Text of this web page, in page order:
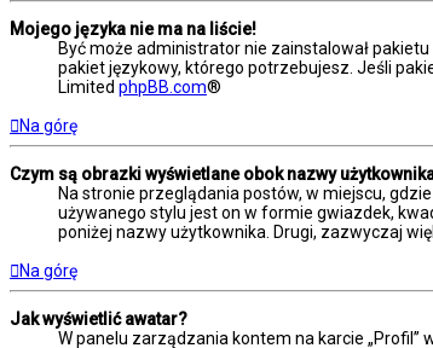
Mojego języka nie ma na liście!
Być może administrator nie zainstalował
pakiet językowy, którego potrzebujesz. Jeśli
Limited phpBB.com®
Na górę
Czym są obrazki wyświetlane obok nazwy
Na stronie przeglądania postów, w miejscu,
używanego stylu jest on w formie gwiazdek,
poniżej nazwy użytkownika. Drugi, zazwyczaj
Na górę
Jak wyświetlić awatar?
W panelu zarządzania kontem na karcie „Profil”